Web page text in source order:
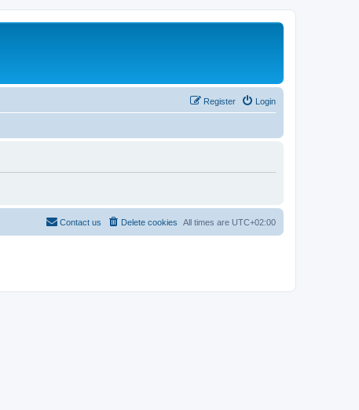
Login
Register
All times are UTC+02:00
Delete cookies
Contact us